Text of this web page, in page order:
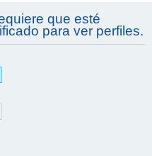
que esté
para ver perfiles.